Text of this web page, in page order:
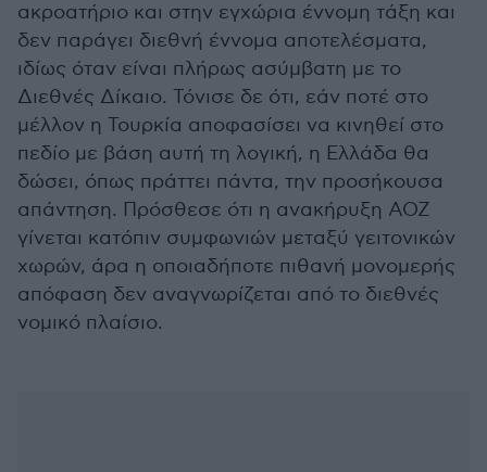
ακροατήριο και στην εγχώρια έννομη τάξη και
δεν παράγει διεθνή έννομα αποτελέσματα,
ιδίως όταν είναι πλήρως ασύμβατη με το
Διεθνές Δίκαιο. Τόνισε δε ότι, εάν ποτέ στο
μέλλον η Τουρκία αποφασίσει να κινηθεί στο
πεδίο με βάση αυτή τη λογική, η Ελλάδα θα
δώσει, όπως πράττει πάντα, την προσήκουσα
απάντηση. Πρόσθεσε ότι η ανακήρυξη ΑΟΖ
γίνεται κατόπιν συμφωνιών μεταξύ γειτονικών
χωρών, άρα η οποιαδήποτε πιθανή μονομερής
απόφαση δεν αναγνωρίζεται από το διεθνές
νομικό πλαίσιο.